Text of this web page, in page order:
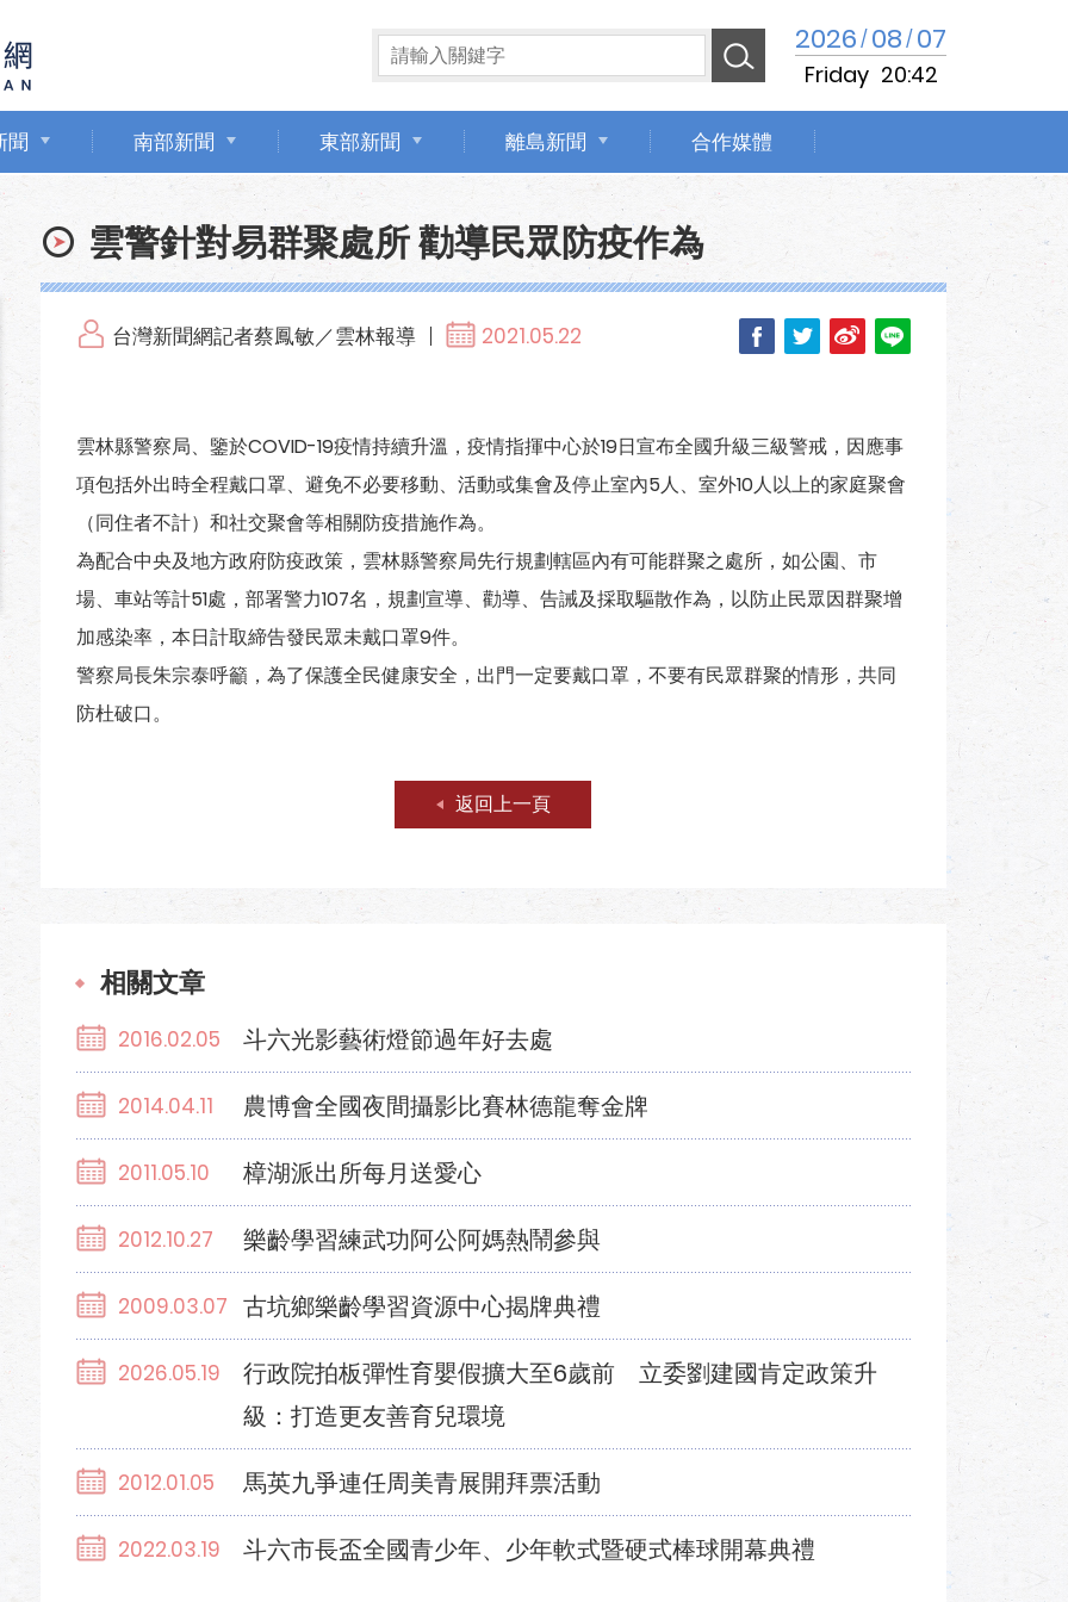
2026/08/07
Friday 20:42
聞 南部新聞 東部新聞 離島新聞 合作媒體
雲警針對易群聚處所 勸導民眾防疫作為
台灣新聞網記者蔡鳳敏／雲林報導 2021.05.22
雲林縣警察局、鑒於COVID-19疫情持續升溫，疫情指揮中心於19日宣布全國升級三級警戒，因應事
項包括外出時全程戴口罩、避免不必要移動、活動或集會及停止室內5人、室外10人以上的家庭聚會
（同住者不計）和社交聚會等相關防疫措施作為。
為配合中央及地方政府防疫政策，雲林縣警察局先行規劃轄區內有可能群聚之處所，如公園、市
場、車站等計51處，部署警力107名，規劃宣導、勸導、告誡及採取驅散作為，以防止民眾因群聚增
加感染率，本日計取締告發民眾未戴口罩9件。
警察局長朱宗泰呼籲，為了保護全民健康安全，出門一定要戴口罩，不要有民眾群聚的情形，共同
防杜破口。
返回上一頁
相關文章
2016.02.05 斗六光影藝術燈節過年好去處
2014.04.11 農博會全國夜間攝影比賽林德龍奪金牌
2011.05.10 樟湖派出所每月送愛心
2012.10.27 樂齡學習練武功阿公阿媽熱鬧參與
2009.03.07 古坑鄉樂齡學習資源中心揭牌典禮
2026.05.19
行政院拍板彈性育嬰假擴大至6歲前 立委劉建國肯定政策升
級：打造更友善育兒環境
2012.01.05 馬英九爭連任周美青展開拜票活動
2022.03.19 斗六市長盃全國青少年、少年軟式暨硬式棒球開幕典禮